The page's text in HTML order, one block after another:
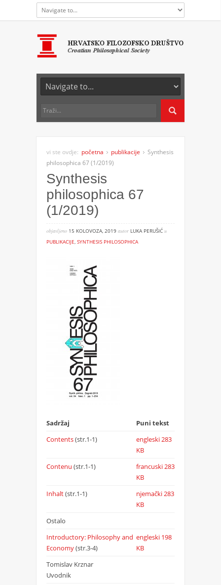
vi ste ovdje: početna publikacije
Synthesis
philosophica 67 (1/2019)
Synthesis
philosophica 67
(1/2019)
objavljeno15 KOLOVOZA, 2019 autorLUKA PERUŠIĆ u
PUBLIKACIJE, SYNTHESIS PHILOSOPHICA
Sadržaj
Puni tekst
Contents(str.1-1) engleski283
KB
Contenu (str.1-1) francuski283
KB
Inhalt(str.1-1) njemački283
KB
Ostalo
Introductory: Philosophy and
Economy(str.3-4)
engleski198
KB
Tomislav Krznar
Uvodnik